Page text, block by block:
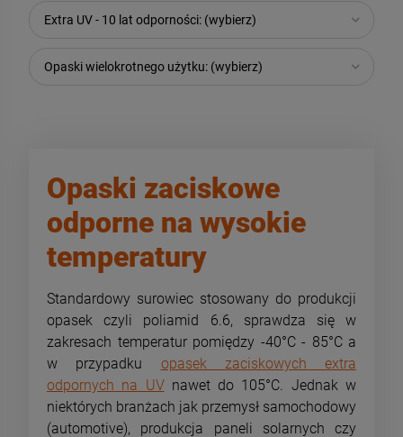
Extra UV - 10 lat odporności: (wybierz)
Opaski wielokrotnego użytku: (wybierz)
Opaski zaciskowe
odporne na wysokie
temperatury
Standardowy surowiec stosowany do produkcji
opasek czyli poliamid 6.6, sprawdza się w
zakresach temperatur pomiędzy -40°C - 85°C a
w przypadku opasek zaciskowych extra
odpornych na UVnawet do 105°C. Jednak w
niektórych branżach jak przemysł samochodowy
(automotive), produkcja paneli solarnych czy